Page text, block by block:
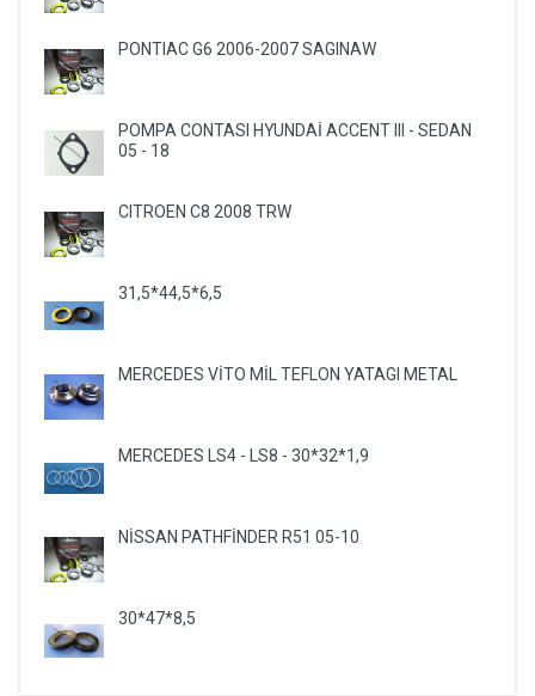
PONTIAC G6 2006-2007 SAGINAW
POMPA CONTASI HYUNDAİ ACCENT III - SEDAN
05 - 18
CITROEN C8 2008 TRW
31,5*44,5*6,5
MERCEDES VİTO MİL TEFLON YATAGI METAL
MERCEDES LS4 - LS8 - 30*32*1,9
NİSSAN PATHFİNDER R51 05-10
30*47*8,5